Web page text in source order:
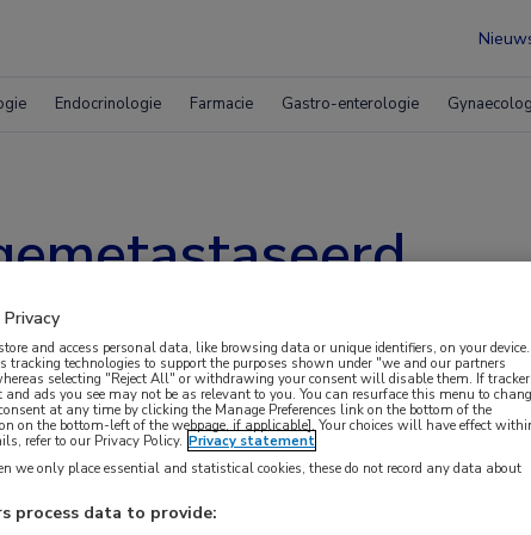
Endocrinologie Farmacie Gastro-enterologie
na 5
blijkt dat pembrolizumab-
and access personal data, like browsing data or unique identifiers, on your device.
tracking technologies to support the purposes shown under "we and our partners
selecting "Reject All" or withdrawing your consent will disable them. If
and ads you see may not be as relevant to you. You can resurface this menu to
at any time by clicking the Manage Preferences link on the bottom of the
on the bottom-left of the webpage, if applicable]. Your choices will have effect
refer to our Privacy Policy. Privacy statement
we only place essential and statistical cookies, these do not record any data about
process data to provide: